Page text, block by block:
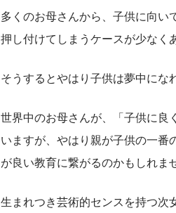
多くのお母さんから、子供に向い
押し付けてしまうケースが少なく
そうするとやはり子供は夢中にな
世界中のお母さんが、「子供に良
いますが、やはり親が子供の一番
が良い教育に繋がるのかもしれま
生まれつき芸術的センスを持つ